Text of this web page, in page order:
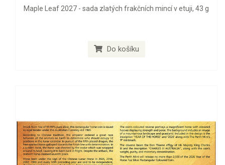
Maple Leaf 2027 - sada zlatých frakčních mincí v etuji, 43 g
Do košíku